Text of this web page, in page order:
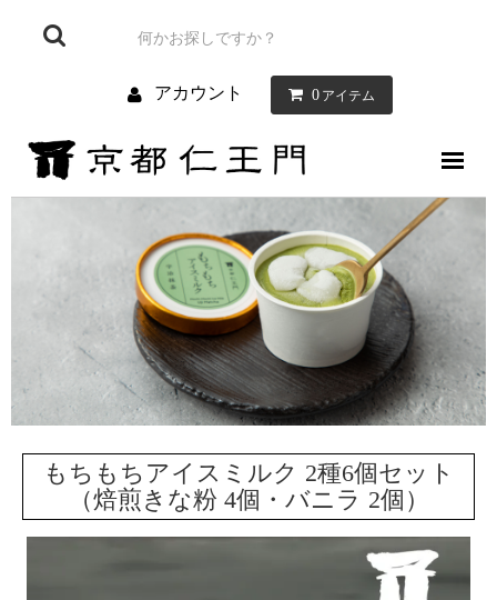
アカウント 0 アイテム
お菓子について お店のご案内 お問い合わせ
もちもちアイスミルク 2種6個セット
（焙煎きな粉 4個・バニラ 2個）